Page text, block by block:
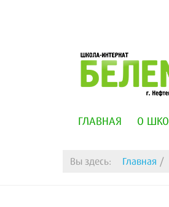
ГЛАВНАЯ О
Вы здесь: Главная